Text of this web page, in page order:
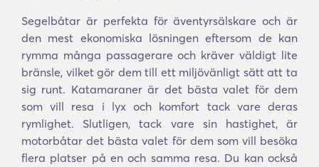
Segelbåtar är perfekta för äventyrsälskare och är
den mest ekonomiska lösningen eftersom de kan
rymma många passagerare och kräver väldigt lite
bränsle, vilket gör dem till ett miljövänligt sätt att ta
sig runt. Katamaraner är det bästa valet för dem
som vill resa i lyx och komfort tack vare deras
rymlighet. Slutligen, tack vare sin hastighet, är
motorbåtar det bästa valet för dem som vill besöka
flera platser på en och samma resa. Du kan också